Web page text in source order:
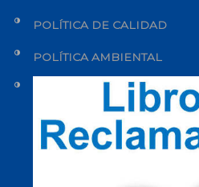
POLÍTICA DE CALIDAD
POLÍTICA AMBIENTAL